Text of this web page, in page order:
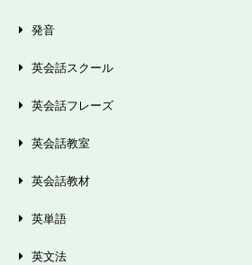
発音
英会話スクール
英会話フレーズ
英会話教室
英会話教材
英単語
英文法